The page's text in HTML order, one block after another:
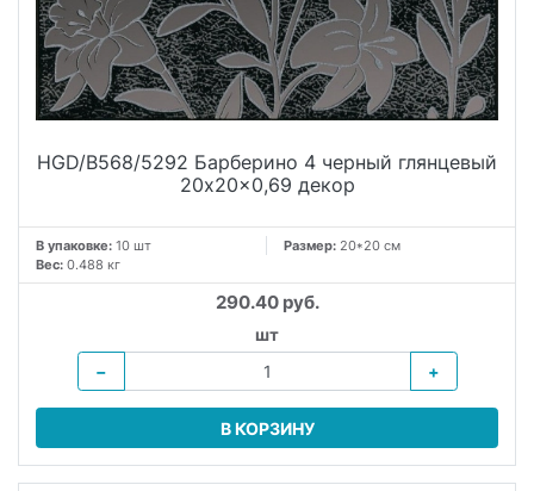
HGD/B568/5292 Барберино 4 черный глянцевый
20x20x0,69 декор
В упаковке: 10 шт Размер: 20*20 см
Вес: 0.488 кг
290.40 руб.
шт
−
+
В КОРЗИНУ